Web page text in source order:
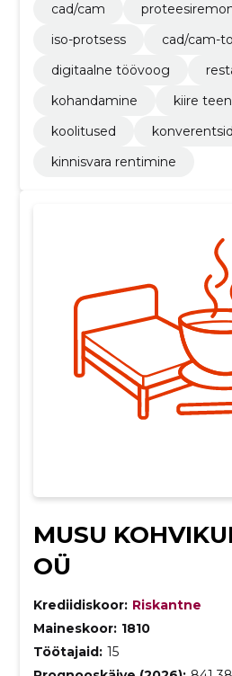
cad/cam
iso-protsess
cad/cam-
digitaalne töövoog
kohandamine
kiire
koolitused
konverentsid
kinnisvara rentimine
MUSU
OÜ
Krediidiskoor: Riskantne
Maineskoor: 1810
Töötajaid: 15